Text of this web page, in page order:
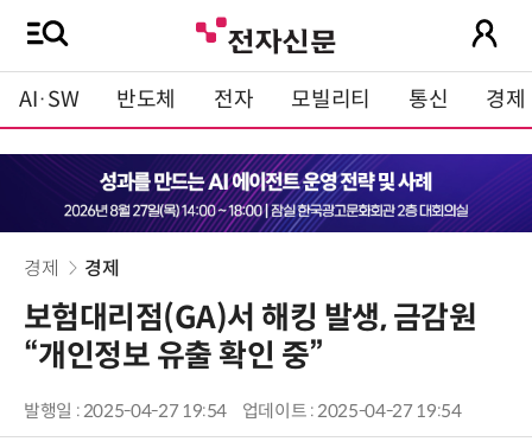
AI·SW 반도체 전자 모빌리티 통신 경제
경제 경제
보험대리점(GA)서 해킹 발생, 금감원
“개인정보 유출 확인 중”
발행일 : 2025-04-27 19:54 업데이트 : 2025-04-27 19:54